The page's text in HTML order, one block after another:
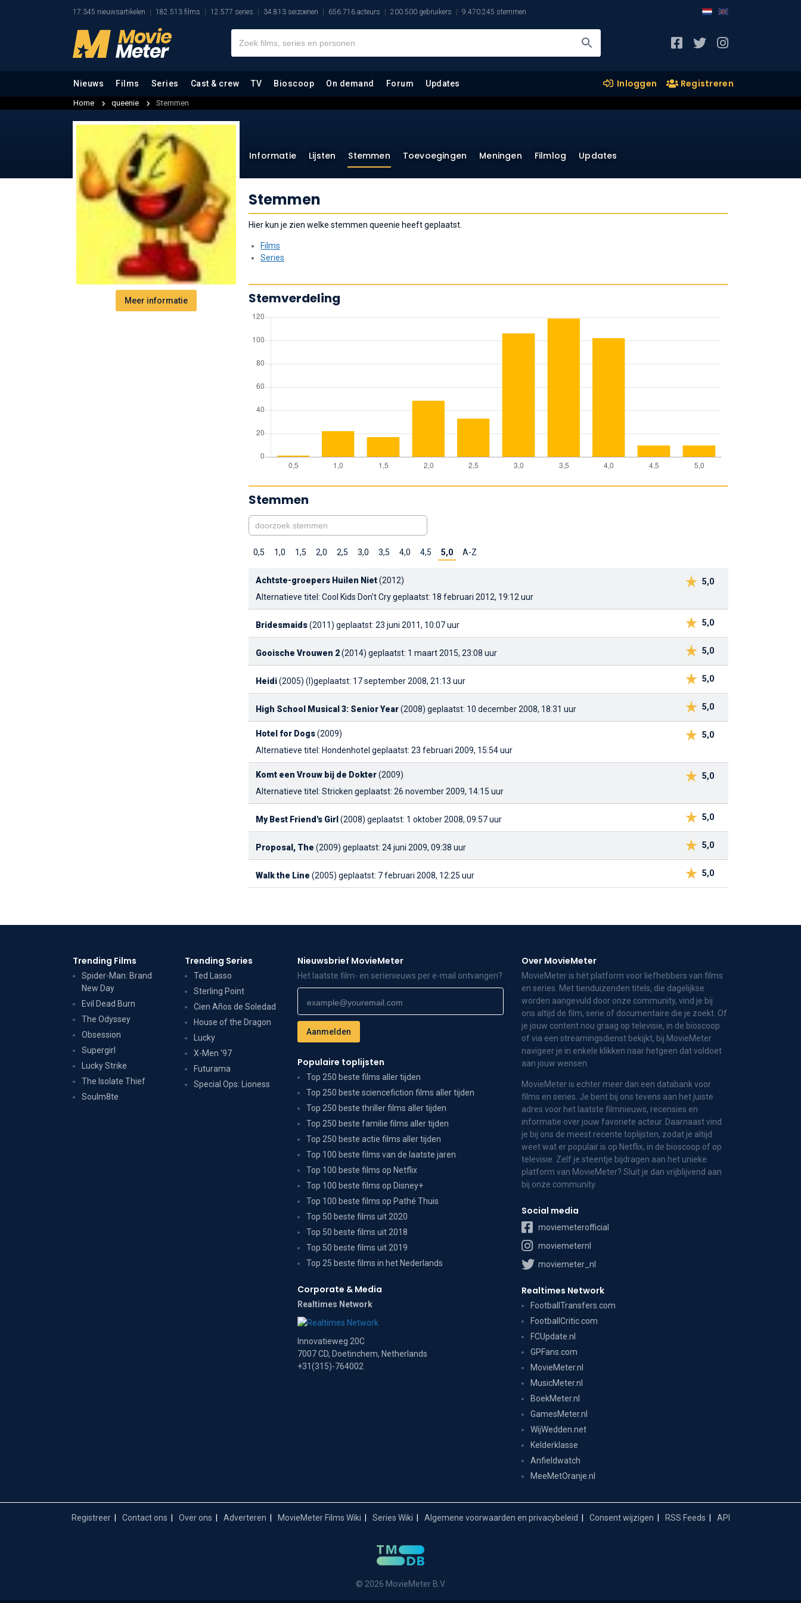
17.345 nieuwsartikelen 182.513 films 12.577 series 34.813 seizoenen 656.716 acteurs 200.500 gebruikers 9.470.245 stemmen
Nieuws Films Series Cast & crew TV Bioscoop On demand Forum Updates Inloggen Registreren
Home queenie Stemmen
Meer informatie
Informatie Lijsten Stemmen Toevoegingen Meningen Filmlog Updates
Stemmen
Hier kun je zien welke stemmen queenie heeft geplaatst.
Films
Series
Stemverdeling
Stemmen
0,5 1,0 1,5 2,0 2,5 3,0 3,5 4,0 4,5 5,0 A-Z
5,0
Achtste-groepers Huilen Niet(2012)
Alternatieve titel: Cool Kids Don't Crygeplaatst: 18 februari 2012, 19:12 uur
5,0
Bridesmaids(2011) geplaatst: 23 juni 2011, 10:07 uur
5,0
Gooische Vrouwen 2(2014) geplaatst: 1 maart 2015, 23:08 uur
5,0
Heidi(2005) (I)geplaatst: 17 september 2008, 21:13 uur
5,0
High School Musical 3: Senior Year(2008) geplaatst: 10 december 2008, 18:31 uur
5,0
Hotel for Dogs(2009)
Alternatieve titel: Hondenhotel geplaatst: 23 februari 2009, 15:54 uur
5,0
Komt een Vrouw bij de Dokter(2009)
Alternatieve titel: Stricken geplaatst: 26 november 2009, 14:15 uur
5,0
My Best Friend's Girl (2008) geplaatst: 1 oktober 2008, 09:57 uur
5,0
Proposal, The (2009) geplaatst: 24 juni 2009, 09:38 uur
5,0
Walk the Line (2005) geplaatst: 7 februari 2008, 12:25 uur
Trending Films
Spider-Man: Brand
New Day
Evil Dead Burn
The Odyssey
Obsession
Supergirl
Lucky Strike
The Isolate Thief
Soulm8te
Trending Series
Ted Lasso
Sterling Point
Cien Años de Soledad
House of the Dragon
Lucky
X-Men '97
Futurama
Special Ops: Lioness
Nieuwsbrief MovieMeter
Het laatste film- en serienieuws per e-mail ontvangen?
Populaire toplijsten
Top 250 beste films aller tijden
Top 250 beste sciencefiction films aller tijden
Top 250 beste thriller films aller tijden
Top 250 beste familie films aller tijden
Top 250 beste actie films aller tijden
Top 100 beste films van de laatste jaren
Top 100 beste films op Netflix
Top 100 beste films op Disney+
Top 100 beste films op Pathé Thuis
Top 50 beste films uit 2020
Top 50 beste films uit 2018
Top 50 beste films uit 2019
Top 25 beste films in het Nederlands
Corporate & Media
Realtimes Network
Innovatieweg 20C
7007 CD, Doetinchem, Netherlands
+31(315)-764002
Over MovieMeter
MovieMeter is hét platform voor liefhebbers van films
en series. Met tienduizenden titels, die dagelijkse
worden aangevuld door onze community, vind je bij
ons altijd de film, serie of documentaire die je zoekt. Of
je jouw content nou graag op televisie, in de bioscoop
of via een streamingsdienst bekijkt, bij MovieMeter
navigeer je in enkele klikken naar hetgeen dat voldoet
aan jouw wensen.
MovieMeter is echter meer dan een databank voor
films en series. Je bent bij ons tevens aan het juiste
adres voor het laatste filmnieuws, recensies en
informatie over jouw favoriete acteur. Daarnaast vind
je bij ons de meest recente toplijsten, zodat je altijd
weet wat er populair is op Netflix, in de bioscoop of op
televisie. Zelf je steentje bijdragen aan het unieke
platform van MovieMeter? Sluit je dan vrijblijvend aan
bij onze community.
Social media
moviemeterofficial
moviemeternl
moviemeter_nl
Realtimes Network
FootballTransfers.com
FootballCritic.com
FCUpdate.nl
GPFans.com
MovieMeter.nl
MusicMeter.nl
BoekMeter.nl
GamesMeter.nl
WijWedden.net
Kelderklasse
Anfieldwatch
MeeMetOranje.nl
Registreer Contact ons Over ons Adverteren MovieMeter Films Wiki Series Wiki Algemene voorwaarden en privacybeleid Consent wijzigen RSS Feeds API
© 2026 MovieMeter B.V.